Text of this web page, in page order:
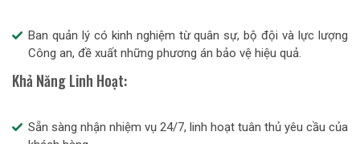
Ban quản lý có kinh nghiệm từ quân sự, bộ đội và lực lượng
Công an, đề xuất những phương án bảo vệ hiệu quả.
Khả Năng Linh Hoạt:
Sẵn sàng nhận nhiệm vụ 24/7, linh hoạt tuân thủ yêu cầu của